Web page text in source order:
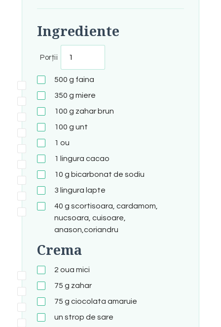
Ingrediente
Porții
500 g faina
350 g miere
100 g zahar brun
100 g unt
1 ou
1 lingura cacao
10 g bicarbonat de sodiu
3 lingura lapte
40 g scortisoara, cardamom,
nucsoara, cuisoare,
anason,coriandru
Crema
2 oua mici
75 g zahar
75 g ciocolata amaruie
un strop de sare